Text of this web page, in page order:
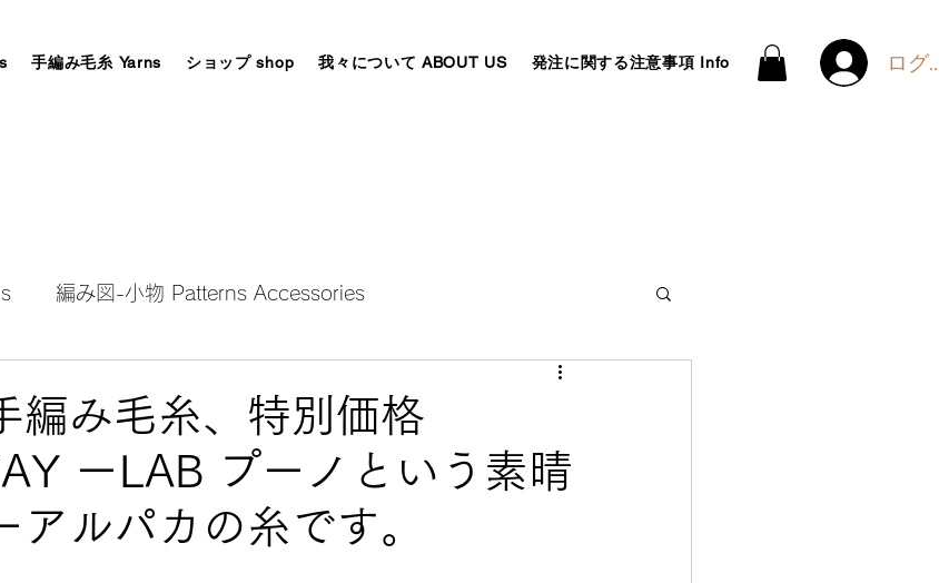
手編み毛糸 Yarns ショップ shop 我々について ABOUT US 発注に関する注意事項 Info ログ
編み図-小物 Patterns Accessories
編み図秋冬ウエアー AW Wears pattern
手編み毛糸 全て All Yarns
編み毛糸、特別価格
ーLAB プーノという素晴
アルパカの糸です。